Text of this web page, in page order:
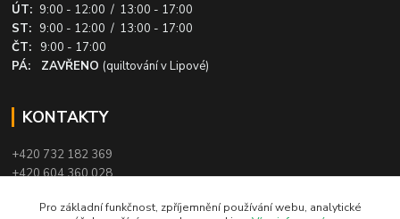
ÚT: 9:00 - 12:00 / 13:00 - 17:00
ST: 9:00 - 12:00 / 13:00 - 17:00
ČT:
9:00 - 17:00
PÁ: ZAVŘENO (quiltování v Lipové)
KONTAKTY
+420 732 182 369
+420 604 360 028
Pro základní funkčnost, zpříjemnění používání webu, analytické